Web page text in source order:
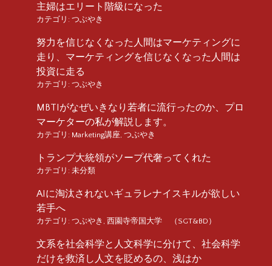
主婦はエリート階級になった
カテゴリ: つぶやき
努力を信じなくなった人間はマーケティングに
走り、マーケティングを信じなくなった人間は
投資に走る
カテゴリ: つぶやき
MBTIがなぜいきなり若者に流行ったのか、プロ
マーケターの私が解説します。
カテゴリ: Marketing講座 つぶやき
トランプ大統領がソープ代奢ってくれた
カテゴリ: 未分類
AIに淘汰されないギュラレナイスキルが欲しい
若手へ
カテゴリ: つぶやき 西園寺帝国大学 （SGT&BD）
文系を社会科学と人文科学に分けて、社会科学
だけを救済し人文を貶めるの、浅はか